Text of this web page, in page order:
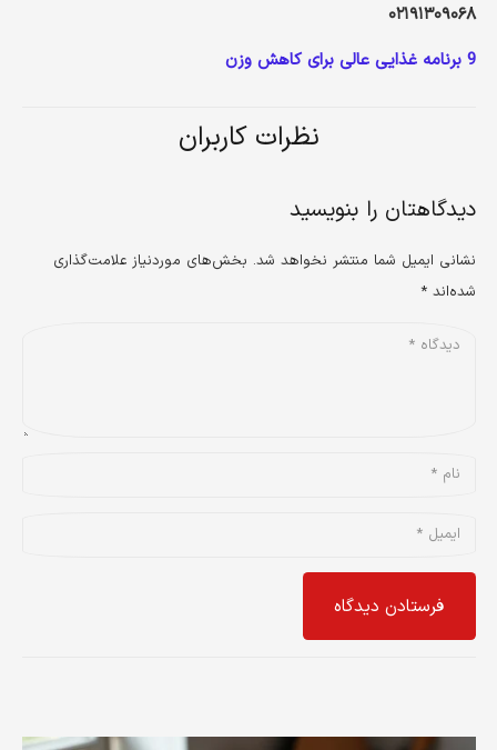
۰۲۱۹۱۳۰۹۰۶۸
9 برنامه غذایی عالی برای کاهش وزن
نظرات کاربران
دیدگاهتان را بنویسید
نشانی ایمیل شما منتشر نخواهد شد. بخش‌های موردنیاز علامت‌گذاری
شده‌اند*
فرستادن دیدگاه